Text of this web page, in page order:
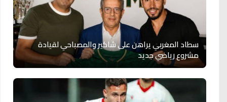
سطاد المغربي يراهن على شاكير والمصباحي لقيادة
مشروع رياضي جديد